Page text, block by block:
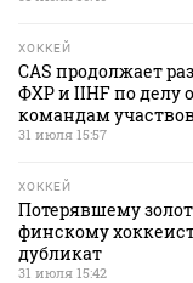
ХОККЕЙ
CAS продолжает
ФХР и IIHF по делу
командам
31 июля 15:57
ХОККЕЙ
Потерявшему
финскому
дубликат
31 июля 15:42